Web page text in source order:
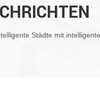
Städte mit